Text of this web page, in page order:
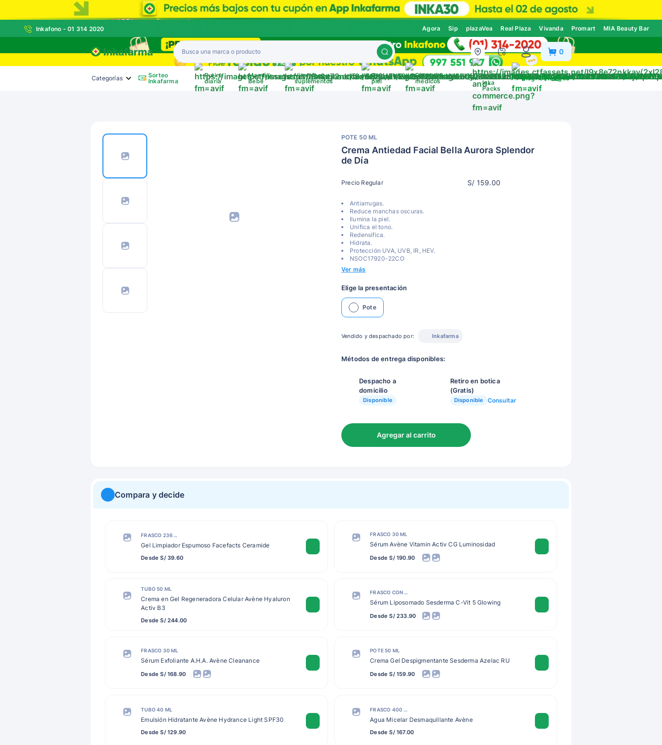
Inkafono - 01 314 2020 Agora Sip plazaVea Real Plaza Vivanda Promart MIA Beauty Bar
0
Categorías
Sorteo
Inkafarma
Rutina
diaria
Mamá y
Bebé
Vitaminas y
suplementos
Cuida tu
piel
Dispositivos
médicos
Inka
Packs
Blog Catálogos
POTE 50 ML
Crema Antiedad Facial Bella Aurora Splendor
de Día
Precio Regular S/ 159.00
Antiarrugas.
Reduce manchas oscuras.
Ilumina la piel.
Unifica el tono.
Redensifica.
Hidrata.
Protección UVA, UVB, IR, HEV.
NSOC17920-22CO
Ver más
Elige la presentación
Pote
Vendido y despachado por: Inkafarma
Métodos de entrega disponibles:
Despacho a
domicilio
Disponible
Retiro en botica
(Gratis)
Disponible Consultar
Agregar al carrito
Compara y decide
FRASCO 236 ML
Gel Limpiador Espumoso Facefacts Ceramide
Desde S/ 39.60
FRASCO 30 ML
Sérum Avène Vitamin Activ CG Luminosidad
Desde S/ 190.90
TUBO 50 ML
Crema en Gel Regeneradora Celular Avène Hyaluron
Activ B3
Desde S/ 244.00
FRASCO CON GOTERO 30 ML
Sérum Liposomado Sesderma C-Vit 5 Glowing
Desde S/ 233.90
FRASCO 30 ML
Sérum Exfoliante A.H.A. Avène Cleanance
Desde S/ 168.90
POTE 50 ML
Crema Gel Despigmentante Sesderma Azelac RU
Desde S/ 159.90
TUBO 40 ML
Emulsión Hidratante Avène Hydrance Light SPF30
Desde S/ 129.90
FRASCO 400 ML
Agua Micelar Desmaquillante Avène
Desde S/ 167.00